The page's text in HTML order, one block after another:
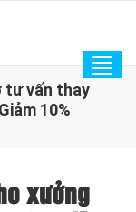
tư vấn thay
10%
xưởng